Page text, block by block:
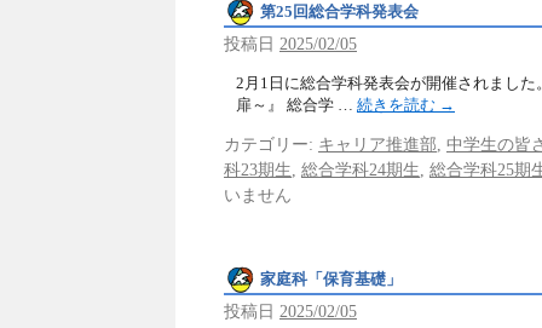
第25回総合学科発表会
投稿日 2025/02/05
2月1日に総合学科発表会が開催されまし
扉～』 総合学 … 続きを読む →
カテゴリー: キャリア推進部 中学生の皆
科23期生 総合学科24期生 総合学科25期
いません
家庭科「保育基礎」
投稿日 2025/02/05